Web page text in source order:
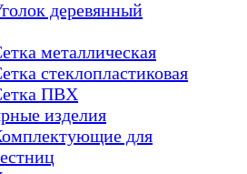
деревянный
металлическая
стеклопластиковая
ПВХ
изделия
для